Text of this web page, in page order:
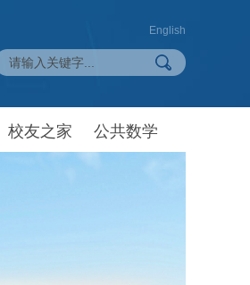
English
校友之家 公共数学